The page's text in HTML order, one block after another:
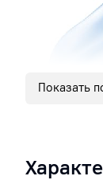
Показать